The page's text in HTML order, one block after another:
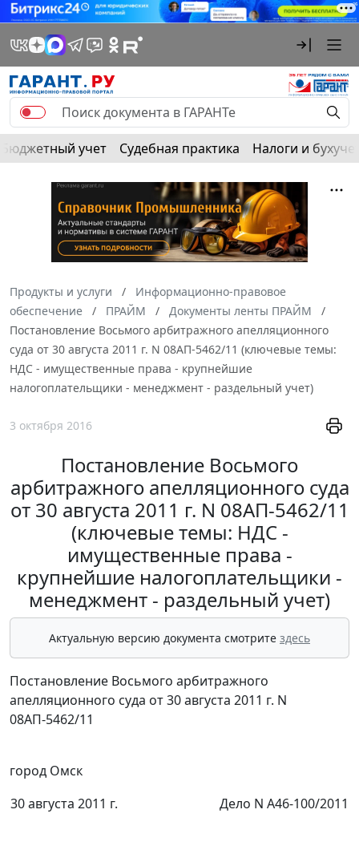
Бюджетный учет Судебная практика Налоги и
Продукты и услуги
Информационно-правовое
обеспечение
ПРАЙМ
Документы ленты ПРАЙМ
Постановление Восьмого арбитражного апелляционного
суда от 30 августа 2011 г. N 08АП-5462/11 (ключевые темы:
НДС - имущественные права - крупнейшие
налогоплательщики - менеджмент - раздельный учет)
3 октября 2016
Постановление Восьмого
арбитражного апелляционного суда
от 30 августа 2011 г. N 08АП-5462/11
(ключевые темы: НДС -
имущественные права -
крупнейшие налогоплательщики -
менеджмент - раздельный учет)
Актуальную версию документа смотрите здесь
Постановление Восьмого арбитражного
апелляционного суда от 30 августа 2011 г. N
08АП-5462/11
город Омск
30 августа 2011 г.
Дело N А46-100/2011